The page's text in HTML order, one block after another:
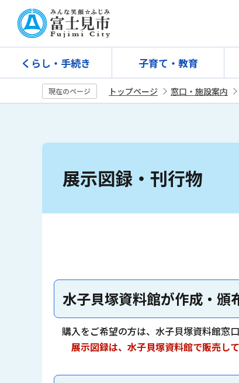
先
くらし・手続き 子育て・教育
現在のページ トップページ 窓口・施設案内
展示図録・刊行物
水子貝塚資料館が作成・頒
購入をご希望の方は、水子貝塚資料館窓
展示図録は、水子貝塚資料館で販売して